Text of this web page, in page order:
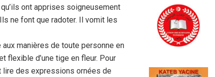
ont apprises soigneusement
ne font que radoter. Il vomit les
aux manières de toute personne en
flexible d’une tige en fleur. Pour
lire des expressions ornées de